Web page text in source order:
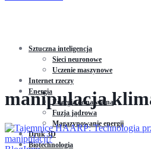
Sztuczna inteligencja
Sieci neuronowe
Uczenie maszynowe
Internet rzeczy
Energia
Energia odnawialna
Fuzja jądrowa
Magazynowanie energii
Druk 3D
Biotechnologia
manipulacja